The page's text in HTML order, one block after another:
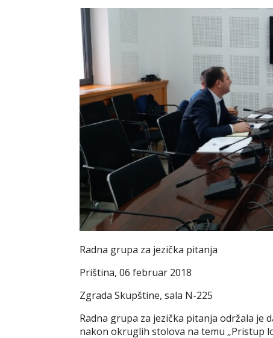
Radna grupa za jezička pitanja
Priština, 06 februar 2018
Zgrada Skupštine, sala N-225
Radna grupa za jezička pitanja održala je
nakon okruglih stolova na temu „Pristup